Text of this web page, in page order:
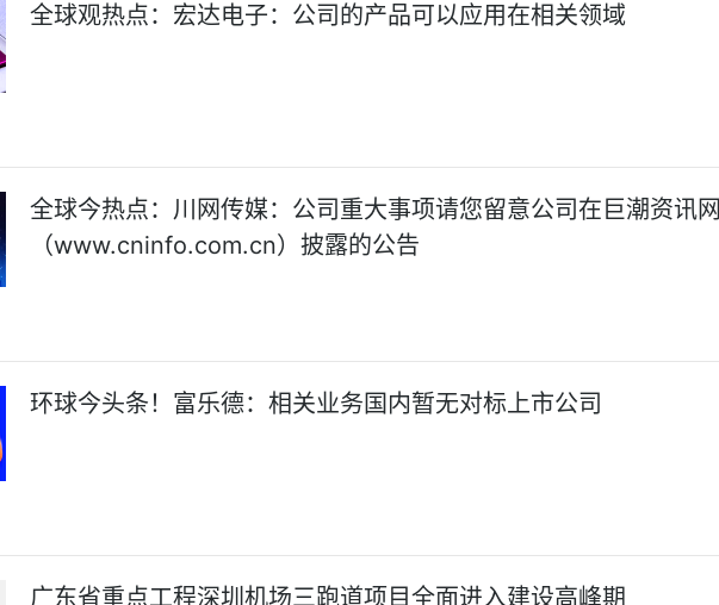
全球观热点：宏达电子：公司的产品可以应用在相关领域
全球今热点：川网传媒：公司重大事项请您留意公司在巨潮资讯网
（www.cninfo.com.cn）披露的公告
环球今头条！富乐德：相关业务国内暂无对标上市公司
广东省重点工程深圳机场三跑道项目全面进入建设高峰期